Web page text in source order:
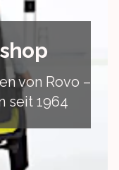
von Rovo –
seit 1964